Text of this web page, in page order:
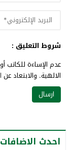
شروط التعليق :
عدم الإساءة للكاتب
الالهية. والابتعاد
احدث الاضافات